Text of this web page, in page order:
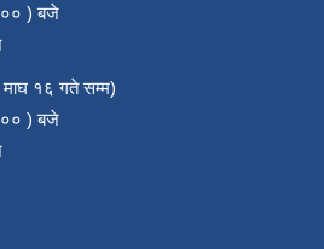
) बजे
माघ १६ गते सम्म)
) बजे